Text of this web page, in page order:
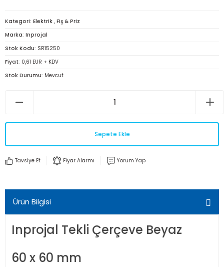
Kategori Elektrik , Fiş & Priz
Marka Inprojal
Stok Kodu SR15250
Fiyat 0,61 EUR + KDV
Stok Durumu Mevcut
Sepete Ekle
Tavsiye Et Fiyar Alarmı Yorum Yap
Ürün Bilgisi
Inprojal Tekli Çerçeve Beyaz
60 x 60 mm